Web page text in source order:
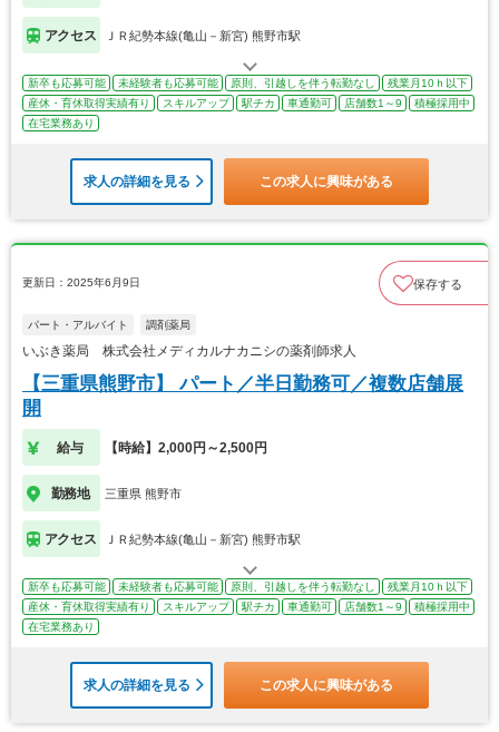
アクセス ＪＲ紀勢本線(亀山－新宮) 熊野市駅
新卒も応募可能 未経験者も応募可能 原則、引越しを伴う転勤なし
残業月10ｈ以下
産休・育休取得実績有り
スキルアップ 駅チカ 車通勤可 店舗数1～9
積極採用中
在宅業務あり
求人の詳細を見る この求人に興味がある
更新日：2025年6月9日 保存する
パート・アルバイト 調剤薬局
いぶき薬局 株式会社メディカルナカニシの薬剤師求人
【三重県熊野市】 パート／半日勤務可／複数店舗展
開
給与 【時給】2,000円～2,500円
勤務地 三重県 熊野市
アクセス ＪＲ紀勢本線(亀山－新宮) 熊野市駅
新卒も応募可能 未経験者も応募可能 原則、引越しを伴う転勤なし
残業月10ｈ以下
産休・育休取得実績有り
スキルアップ 駅チカ 車通勤可 店舗数1～9
積極採用中
在宅業務あり
求人の詳細を見る この求人に興味がある